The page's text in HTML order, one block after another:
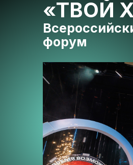
форум
«ТВОЙ